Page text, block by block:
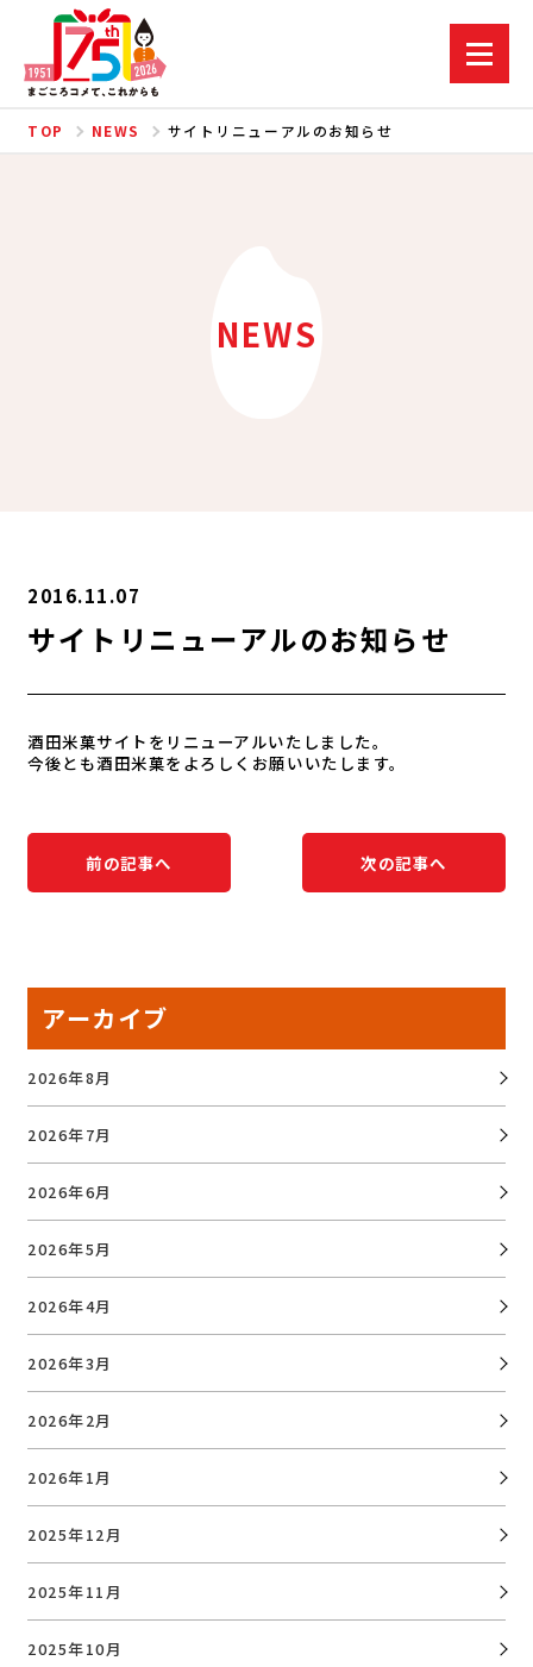
TOP NEWS サイトリニューアルのお知らせ
NEWS
2016.11.07
サイトリニューアルのお知らせ
酒田米菓サイトをリニューアルいたしました。
今後とも酒田米菓をよろしくお願いいたします。
前の記事へ 次の記事へ
アーカイブ
2026年8月
2026年7月
2026年6月
2026年5月
2026年4月
2026年3月
2026年2月
2026年1月
2025年12月
2025年11月
2025年10月